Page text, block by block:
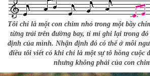
Tôi chỉ là một con chim nhỏ trong một bầy
từng trải trên đường bay, tỉ mỉ ghi lại trong
định của mình. Nhận định đó có thể ở mỗi
điều tôi viết có khi chỉ là một sự tô hồng cuộc
nhưng không phải của con